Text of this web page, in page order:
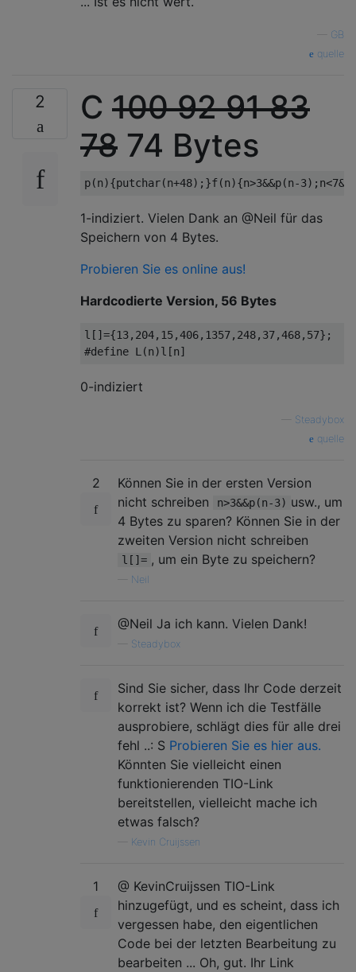
GB
quelle
2 C 100929183
78 74 Bytes
1-indiziert. Vielen Dank an @Neil für das
Speichern von 4 Bytes.
Probieren Sie es online aus!
Hardcodierte Version, 56 Bytes
l[]={13,204,15,406,1357,248,37,468,57};
0-indiziert
Steadybox
quelle
2
Können Sie in der ersten Version
nicht schreiben
n>3&&p(n-3) usw., um
4 Bytes zu sparen? Können Sie in der
zweiten Version nicht schreiben
l[]= , um ein Byte zu speichern?
Neil
@Neil Ja ich kann. Vielen Dank!
Steadybox
Sind Sie sicher, dass Ihr Code derzeit
korrekt ist? Wenn ich die Testfälle
ausprobiere, schlägt dies für alle drei
fehl ..: S Probieren Sie es hier aus.
Könnten Sie vielleicht einen
funktionierenden TIO-Link
bereitstellen, vielleicht mache ich
etwas falsch?
Kevin Cruijssen
1
@ KevinCruijssen TIO-Link
hinzugefügt, und es scheint, dass ich
vergessen habe, den eigentlichen
Code bei der letzten Bearbeitung zu
bearbeiten ... Oh, gut. Ihr Link